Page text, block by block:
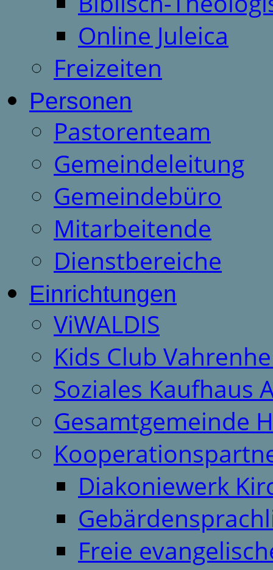
Online Juleica
Freizeiten
Personen
Pastorenteam
Gemeindeleitung
Gemeindebüro
Mitarbeitende
Dienstbereiche
Einrichtungen
ViWALDIS
Kids Club
Soziales Kaufhaus
Gesamtgemeinde
Diakoniewerk
Freie